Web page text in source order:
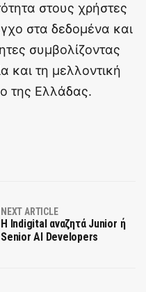
στους χρήστες
στα δεδομένα και
συμβολίζοντας
και τη μελλοντική
της Ελλάδας.
NEXT ARTICLE
Η Indigital αναζητά Junior ή
Senior AI Developers